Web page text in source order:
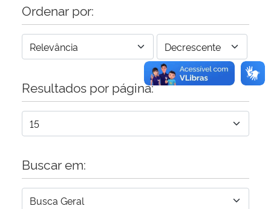
Planalto
Ordenar por:
Resultados por página:
Buscar em: